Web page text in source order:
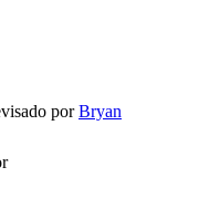
porBryan